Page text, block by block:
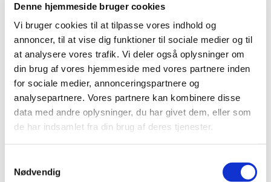
Denne hjemmeside bruger cookies
Vi bruger cookies til at tilpasse vores indhold og
annoncer, til at vise dig funktioner til sociale medier og til
at analysere vores trafik. Vi deler også oplysninger om
din brug af vores hjemmeside med vores partnere inden
for sociale medier, annonceringspartnere og
analysepartnere. Vores partnere kan kombinere disse
data med andre oplysninger, du har givet dem, eller som
de har indsamlet fra din brug af deres tjenester.
Nødvendig
rigtige vej, selv om der stadig er et problem.
Rapporten viser også, at der fortsat er problemer med, at
butikkerne har udløbne lægemidler stående på hylderne.
Andelen af butikker, er der fik afvigelser på dette punkt,
er faktisk steget en smule i forhold til sidste års opgørelse
fra 11% af de inspicerede butikker i 2017 til 13% i 2018.
Lægemiddelstyrelsens inspektører tjekkede også, om
personalet havde det rette kendeskab til reglerne om salg
hvor Lægemiddelstyrelsen konstaterede at personalet
kendskab til reglerne var mangelfulde, mens det kun